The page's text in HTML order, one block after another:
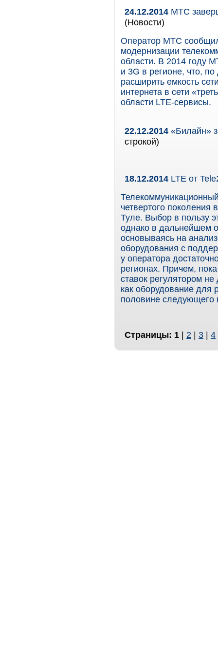
24.12.2014 МТС
(Новости)
Оператор МТС
модернизации
области. В 2014 году
и 3G в регионе, что,
расширить емкость
интернета в сети
области LTE-сервисы.
22.12.2014 «Билайн»
строкой)
18.12.2014 LTE от
четвертого поколения
Туле. Выбор в пользу
однако в дальнейшем
основываясь на
оборудования с
у оператора
регионах. Причем,
ставок регулятором
как оборудование для
половине следующего
Страницы: 1 | 2 | 3 | 4